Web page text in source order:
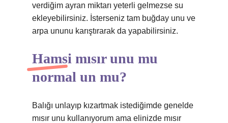
verdiğim ayran miktarı yeterli gelmezse su
ekleyebilirsiniz. İsterseniz tam buğday unu ve
arpa ununu karıştırarak da yapabilirsiniz.
Hamsi mısır unu mu
normal un mu?
Balığı unlayıp kızartmak istediğimde genelde
mısır unu kullanıyorum ama elinizde mısır